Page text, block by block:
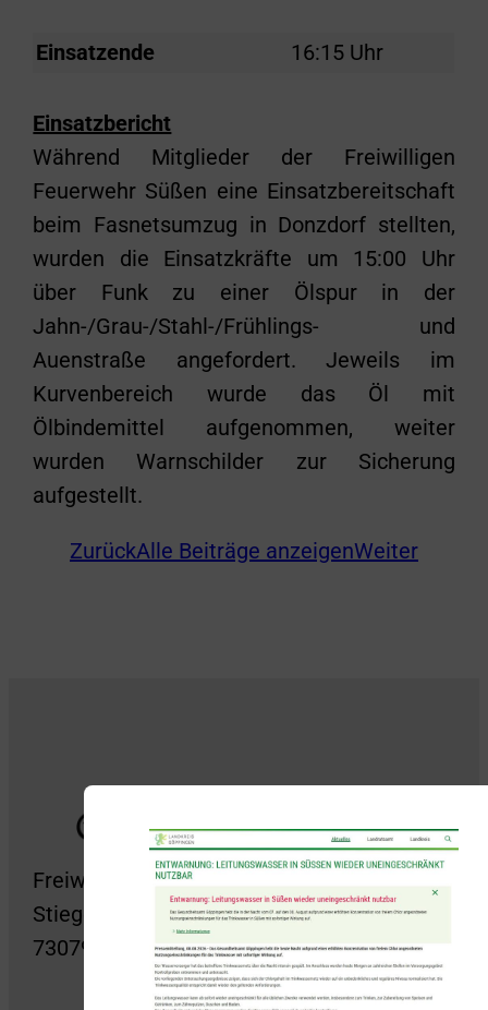
Einsatzende 16:15 Uhr
Einsatzbericht
Während Mitglieder der Freiwilligen
Feuerwehr Süßen eine Einsatzbereitschaft
beim Fasnetsumzug in Donzdorf stellten,
wurden die Einsatzkräfte um 15:00 Uhr
über Funk zu einer Ölspur in der
Jahn-/Grau-/Stahl-/Frühlings- und
Auenstraße angefordert. Jeweils im
Kurvenbereich wurde das Öl mit
Ölbindemittel aufgenommen, weiter
wurden Warnschilder zur Sicherung
aufgestellt.
ZurückAlle Beiträge anzeigenWeiter
Freiwillige Feuerwehr Süßen
Stiegelwiesenstraße 2
73079 Süßen